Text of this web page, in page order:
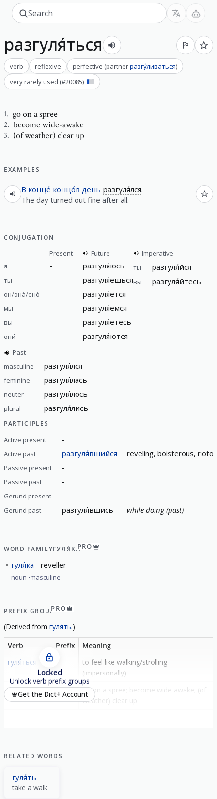
разгуля́ться
verb reflexive perfective (partnerразгу́ливаться)
very rarely used (#20085)
1. go on a spree
2. become wide-awake
3. (of weather) clear up
EXAMPLES
В конце́ концо́в день разгуля́лся.
The day turned out fine after all.
CONJUGATION
Present
Future
я
- разгуля́юсь
ты - разгуля́ешься
он/она́/оно́ - разгуля́ется
мы - разгуля́емся
вы - разгуля́етесь
они́ - разгуля́ются
Imperative
ты
разгуля́йся
вы разгуля́йтесь
Past
masculine
разгуля́лся
feminine разгуля́лась
neuter разгуля́лось
plural разгуля́лись
PARTICIPLES
Active present -
Active past разгуля́вшийся reveling, boisterous,
Passive present -
Passive past -
Gerund present -
Gerund past разгуля́вшись while doing (past)
WORD FAMILYГУЛЯ́КАPRO
гуля́ка reveller
noun masculine
PREFIX GROUPPRO
(Derived from гуля́ть.)
Verb Prefix
Meaning
гуля́ться
to feel like walking/strolling
(impersonally)
разгуля́ться
раз-
go on a spree; become wide-awake; (of
weather) clear up
Locked
Unlock verb prefix groups
Get the Dict+ Account
RELATED WORDS
гуля́ть
take a walk